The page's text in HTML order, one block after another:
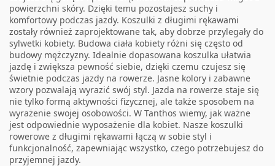
powierzchni skóry. Dzięki temu pozostajesz suchy i
komfortowy podczas jazdy. Koszulki z długimi rękawami
zostały również zaprojektowane tak, aby dobrze przylegały do
sylwetki kobiety. Budowa ciała kobiety różni się często od
budowy mężczyzny. Idealnie dopasowana koszulka ułatwia
jazdę i zwiększa pewność siebie, dzięki czemu czujesz się
świetnie podczas jazdy na rowerze. Jasne kolory i zabawne
wzory pozwalają wyrazić swój styl. Jazda na rowerze staje się
nie tylko formą aktywności fizycznej, ale także sposobem na
wyrażenie swojej osobowości. W Tanthos wiemy, jak ważne
jest odpowiednie wyposażenie dla kobiet. Nasze koszulki
rowerowe z długimi rękawami łączą w sobie styl i
funkcjonalność, zapewniając wszystko, czego potrzebujesz do
przyjemnej jazdy.